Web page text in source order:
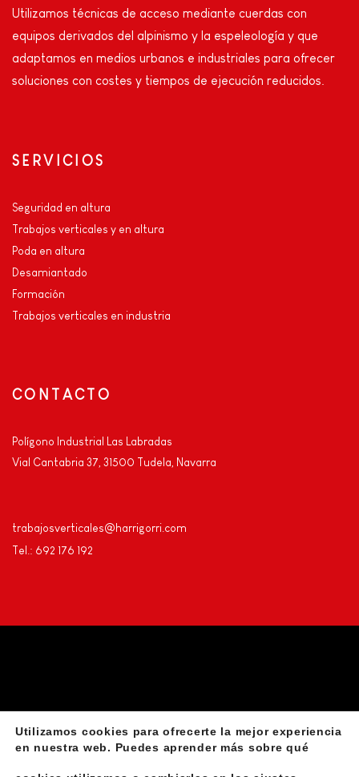
Utilizamos técnicas de acceso mediante cuerdas con
equipos derivados del alpinismo y la espeleología y que
adaptamos en medios urbanos e industriales para ofrecer
soluciones con costes y tiempos de ejecución reducidos.
SERVICIOS
Seguridad en altura
Trabajos verticales y en altura
Poda en altura
Desamiantado
Formación
Trabajos verticales en industria
CONTACTO
Polígono Industrial Las Labradas
Vial Cantabria 37, 31500 Tudela, Navarra
trabajosverticales@harrigorri.com
Tel.: 692 176 192
Aviso Legal Declaración de accesibilidad
Utilizamos cookies para ofrecerte la mejor experiencia
en nuestra web. Puedes aprender más sobre qué